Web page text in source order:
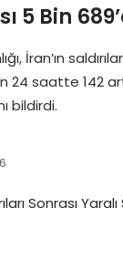
5 Bin
İran’ın
24 saatte 142
bildirdi.